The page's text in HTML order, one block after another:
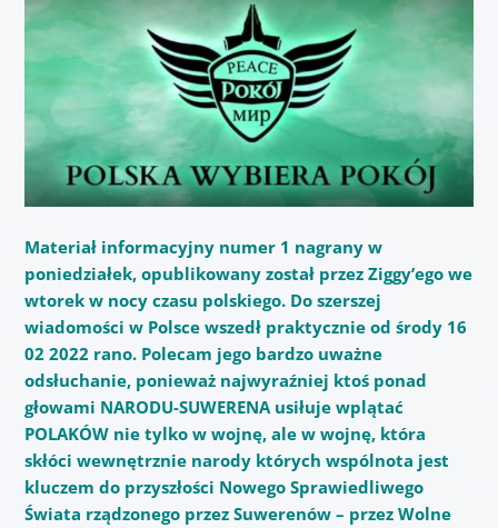
Materiał informacyjny numer 1 nagrany w
poniedziałek, opublikowany został przez Ziggy’ego we
wtorek w nocy czasu polskiego. Do szerszej
wiadomości w Polsce wszedł praktycznie od środy 16
02 2022 rano. Polecam jego bardzo uważne
odsłuchanie, ponieważ najwyraźniej ktoś ponad
głowami NARODU-SUWERENA usiłuje wplątać
POLAKÓW nie tylko w wojnę, ale w wojnę, która
skłóci wewnętrznie narody których wspólnota jest
kluczem do przyszłości Nowego Sprawiedliwego
Świata rządzonego przez Suwerenów – przez Wolne